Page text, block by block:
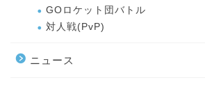
GOロケット団バトル
対人戦(PvP)
ニュース